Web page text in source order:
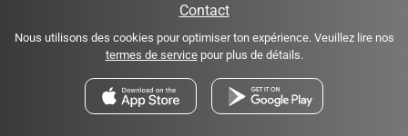
Contact
Nous utilisons des cookies pour optimiser ton expérience. Veuillez lire nos
termes de servicepour plus de détails.